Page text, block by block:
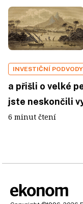
INVESTIČNÍ PODVODY
a přišli o velké
jste neskončili
6 minut čtení